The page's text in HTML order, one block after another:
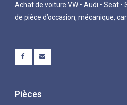
Achat de voiture VW • Audi • Seat •
de pièce d’occasion, mécanique,
Pièces